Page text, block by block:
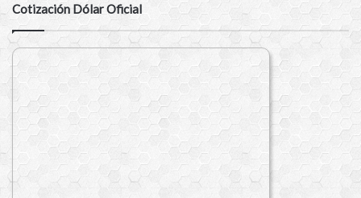
Cotización Dólar Oficial